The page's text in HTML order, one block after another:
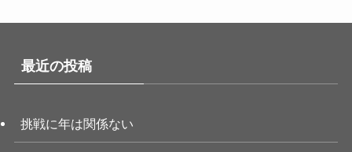
最近の投稿
挑戦に年は関係ない